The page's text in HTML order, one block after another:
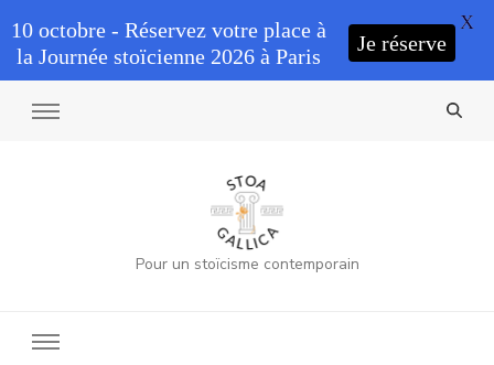
Pour un stoïcisme contemporain
10 octobre - Réservez votre place à
la Journée stoïcienne 2026 à Paris
Je réserve
X